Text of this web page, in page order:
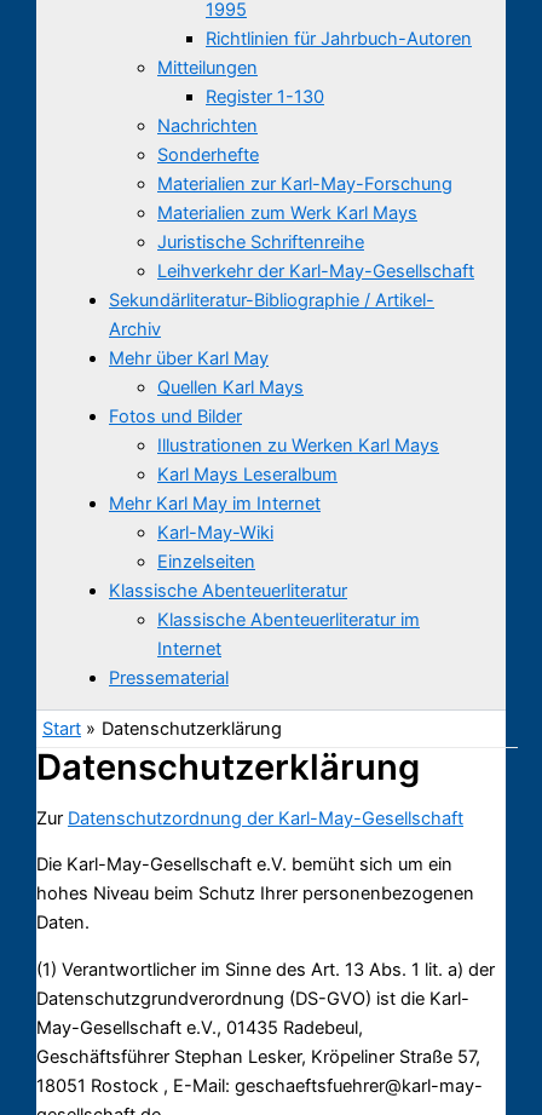
1995
Richtlinien für Jahrbuch-Autoren
Mitteilungen
Register 1-130
Nachrichten
Sonderhefte
Materialien zur Karl-May-Forschung
Materialien zum Werk Karl Mays
Juristische Schriftenreihe
Leihverkehr der Karl-May-Gesellschaft
Sekundärliteratur-Bibliographie / Artikel-
Archiv
Mehr über Karl May
Quellen Karl Mays
Fotos und Bilder
Illustrationen zu Werken Karl Mays
Karl Mays Leseralbum
Mehr Karl May im Internet
Karl-May-Wiki
Einzelseiten
Klassische Abenteuerliteratur
Klassische Abenteuerliteratur im
Internet
Pressematerial
Start Datenschutzerklärung
Datenschutzerklärung
Zur Datenschutzordnung der Karl-May-Gesellschaft
Die Karl-May-Gesellschaft e.V. bemüht sich um ein
hohes Niveau beim Schutz Ihrer personenbezogenen
Daten.
(1) Verantwortlicher im Sinne des Art. 13 Abs. 1 lit. a) der
Datenschutzgrundverordnung (DS-GVO) ist die Karl-
May-Gesellschaft e.V., 01435 Radebeul,
Geschäftsführer Stephan Lesker, Kröpeliner Straße 57,
18051 Rostock , E-Mail: geschaeftsfuehrer@karl-may-